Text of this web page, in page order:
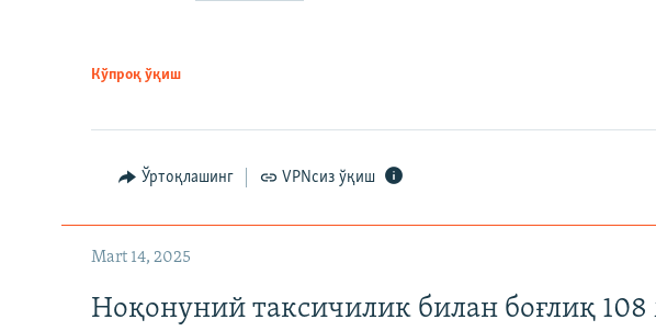
Кўпроқ ўқиш
Ўртоқлашинг VPNсиз ўқиш
Mart 14, 2025
Ноқонуний таксичилик билан боғлиқ 108